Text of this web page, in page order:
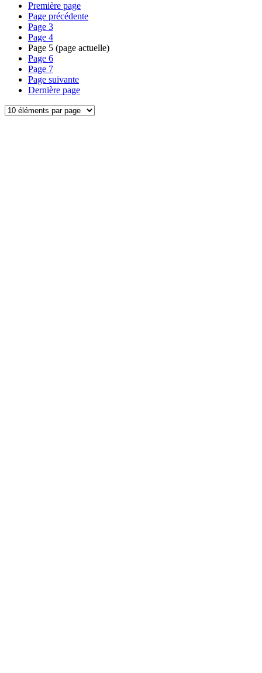
Première page
Page précédente
Page 3
Page 4
Page 5 (page actuelle)
Page 6
Page 7
Page suivante
Dernière page